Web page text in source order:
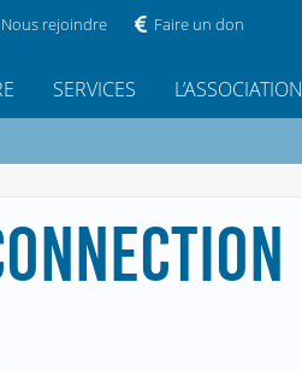
Nous rejoindre Faire un don
SERVICES L’ASSOCIATION